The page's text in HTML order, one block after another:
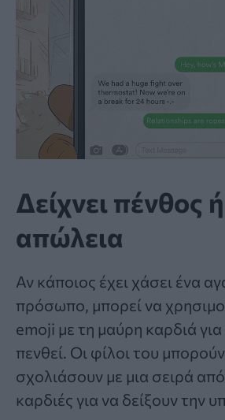
Δείχνει πένθος ή
απώλεια
Αν κάποιος έχει χάσει ένα
πρόσωπο, μπορεί να
emoji με τη μαύρη καρδιά για
πενθεί. Οι φίλοι του
σχολιάσουν με μια σειρά
καρδιές για να δείξουν την